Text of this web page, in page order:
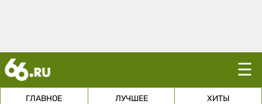
☰
ГЛАВНОЕ ЛУЧШЕЕ ХИТЫ